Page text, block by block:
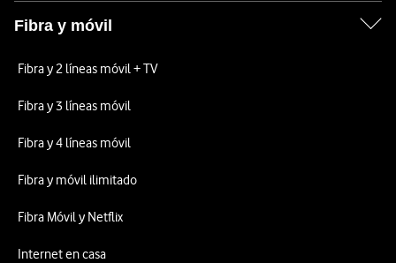
Fibra y móvil
Fibra y 2 líneas móvil + TV
Fibra y 3 líneas móvil
Fibra y 4 líneas móvil
Fibra y móvil ilimitado
Fibra Móvil y Netflix
Internet en casa